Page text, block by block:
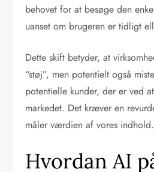
behovet for at besøge den
uanset om brugeren er tidligt
Dette skift betyder, at
“støj”, men potentielt også
potentielle kunder, der er ved
markedet. Det kræver en
måler værdien af vores indhold.
Hvordan AI